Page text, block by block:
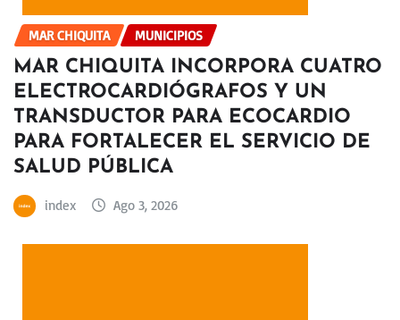
MAR CHIQUITA MUNICIPIOS
MAR CHIQUITA INCORPORA CUATRO
ELECTROCARDIÓGRAFOS Y UN
TRANSDUCTOR PARA ECOCARDIO
PARA FORTALECER EL SERVICIO DE
SALUD PÚBLICA
index Ago 3, 2026